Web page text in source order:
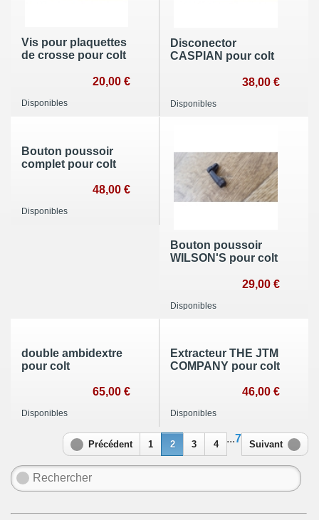
Vis pour plaquettes
de crosse pour colt
20,00 €
Disponibles
Disconector
CASPIAN pour colt
38,00 €
Disponibles
Bouton poussoir
complet pour colt
48,00 €
Disponibles
Bouton poussoir
WILSON'S pour colt
29,00 €
Disponibles
double ambidextre
pour colt
65,00 €
Disponibles
Extracteur THE JTM
COMPANY pour colt
46,00 €
Disponibles
Précédent 1 2 3 4
...7
Suivant